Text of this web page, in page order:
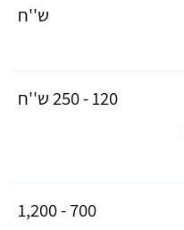
ש''ח
120 - 250 ש''ח
700 - 1,200